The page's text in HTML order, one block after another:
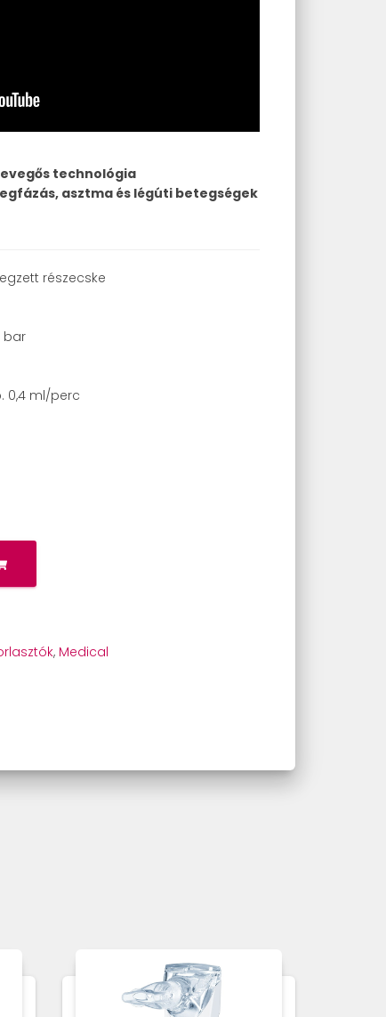
technológia
asztma és légúti betegségek
részecske
bar
0,4 ml/perc
, Medical